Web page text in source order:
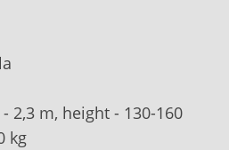
2,3 m, height - 130-160
kg